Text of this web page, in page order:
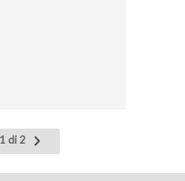
di 2
Pagina
successiva